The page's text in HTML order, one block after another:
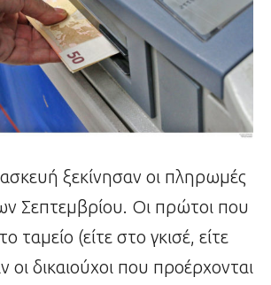
ξεκίνησαν οι πληρωμές
Σεπτεμβρίου. Οι πρώτοι που
ταμείο (είτε στο γκισέ, είτε
δικαιούχοι που προέρχονται